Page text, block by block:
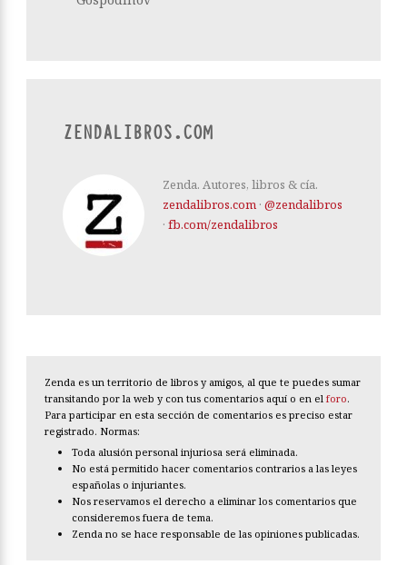
ZENDALIBROS.COM
Zenda. Autores, libros & cía.
zendalibros.com · @zendalibros
· fb.com/zendalibros
Zenda es un territorio de libros y amigos, al que te puedes sumar
transitando por la web y con tus comentarios aquí o en el foro.
Para participar en esta sección de comentarios es preciso estar
registrado. Normas:
Toda alusión personal injuriosa será eliminada.
No está permitido hacer comentarios contrarios a las leyes
españolas o injuriantes.
Nos reservamos el derecho a eliminar los comentarios que
consideremos fuera de tema.
Zenda no se hace responsable de las opiniones publicadas.